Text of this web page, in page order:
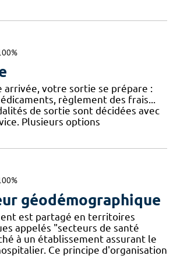
arrivée, votre sortie se prépare :
règlement des frais...
de sortie sont décidées avec
Plusieurs options
géodémographique
est partagé en territoires
appelés "secteurs de santé
à un établissement assurant le
Ce principe d'organisation